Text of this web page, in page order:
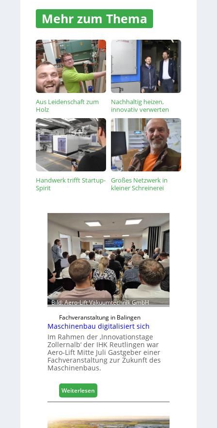
Mehr zum Thema
Aus Leidenschaft zum
Holz
Nachhaltig heizen,
innovativ verwerten
Handwerk trifft Startup-
Spirit
Großes Netzwerk in
kleiner Schreinerei
Bild: Aero-Lift Vakuumtechnik GmbH
Fachveranstaltung in Balingen
Maschinenbau digitalisiert sich
Im Rahmen der ‚Innovationstage
Zollernalb‘ der IHK Reutlingen war
Aero-Lift Mitte Juli Gastgeber einer
Fachveranstaltung zur Zukunft des
Maschinenbaus.
Weiterlesen
M
s